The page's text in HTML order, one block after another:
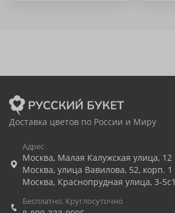
Доставка цветов по России и Миру
Адрес
Москва, Малая Калужская улица, 12
Москва, улица Вавилова, 52, корп. 1
Москва, Краснопрудная улица, 3-5с1
Бесплатно. Круглосуточно